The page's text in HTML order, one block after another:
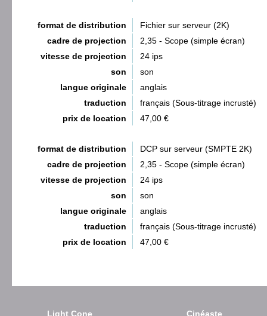
format de distribution
Fichier sur serveur (2K)
cadre de projection
2,35 - Scope (simple écran)
vitesse de projection
24 ips
son
son
langue originale
anglais
traduction
français (Sous-titrage incrusté)
prix de location
47,00 €
format de distribution
DCP sur serveur (SMPTE 2K)
cadre de projection
2,35 - Scope (simple écran)
vitesse de projection
24 ips
son
son
langue originale
anglais
traduction
français (Sous-titrage incrusté)
prix de location
47,00 €
Light Cone Cinéaste